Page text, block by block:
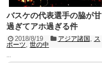
バスケの代表選手の脇が甘
過ぎてアホ過ぎる件
2018/8/19 アジア諸国
ス
ポーツ 世の中